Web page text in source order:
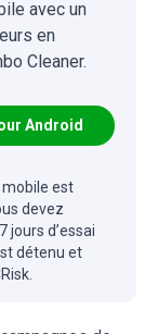
avec un
en
Cleaner.
Android
est
devez
jours d’essai
détenu et